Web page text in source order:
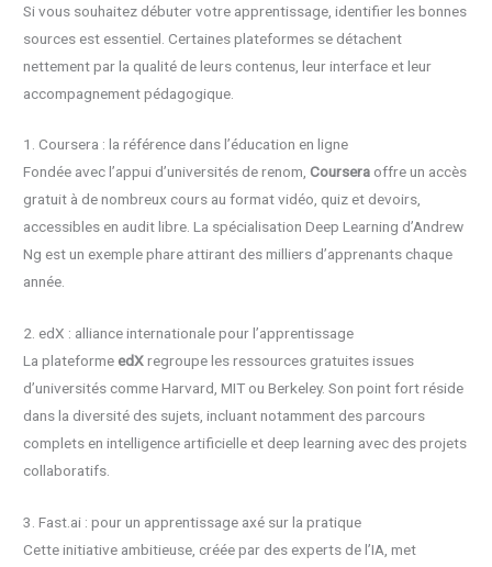
Si vous souhaitez débuter votre apprentissage, identifier les bonnes
sources est essentiel. Certaines plateformes se détachent
nettement par la qualité de leurs contenus, leur interface et leur
accompagnement pédagogique.
1. Coursera : la référence dans l’éducation en ligne
Fondée avec l’appui d’universités de renom,Coursera offre un accès
gratuit à de nombreux cours au format vidéo, quiz et devoirs,
accessibles en audit libre. La spécialisation Deep Learning d’Andrew
Ng est un exemple phare attirant des milliers d’apprenants chaque
année.
2. edX : alliance internationale pour l’apprentissage
La plateforme edXregroupe les ressources gratuites issues
d’universités comme Harvard, MIT ou Berkeley. Son point fort réside
dans la diversité des sujets, incluant notamment des parcours
complets en intelligence artificielle et deep learning avec des projets
collaboratifs.
3. Fast.ai : pour un apprentissage axé sur la pratique
Cette initiative ambitieuse, créée par des experts de l’IA, met